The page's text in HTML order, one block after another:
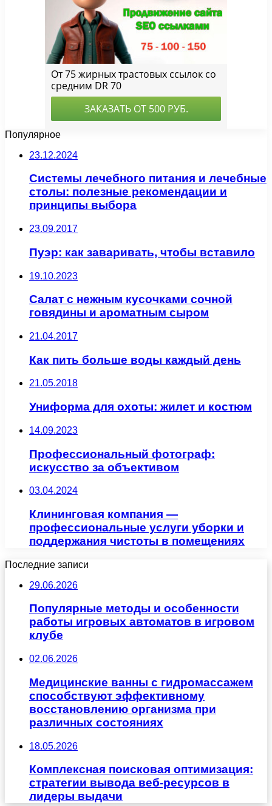
Популярное
23.12.2024
Системы лечебного питания и лечебные
столы: полезные рекомендации и
принципы выбора
23.09.2017
Пуэр: как заваривать, чтобы вставило
19.10.2023
Салат с нежным кусочками сочной
говядины и ароматным сыром
21.04.2017
Как пить больше воды каждый день
21.05.2018
Униформа для охоты: жилет и костюм
14.09.2023
Профессиональный фотограф:
искусство за объективом
03.04.2024
Клининговая компания —
профессиональные услуги уборки и
поддержания чистоты в помещениях
Последние записи
29.06.2026
Популярные методы и особенности
работы игровых автоматов в игровом
клубе
02.06.2026
Медицинские ванны с гидромассажем
способствуют эффективному
восстановлению организма при
различных состояниях
18.05.2026
Комплексная поисковая оптимизация:
стратегии вывода веб-ресурсов в
лидеры выдачи